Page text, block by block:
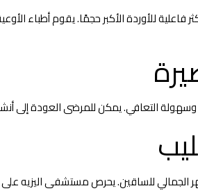
فاعلية للأوردة الأكبر حجمًا. يقوم أطباء
التعافي. يمكن للمرضى العودة إلى
الجمالي للساقين. يحرص مستشفى اليزيه على